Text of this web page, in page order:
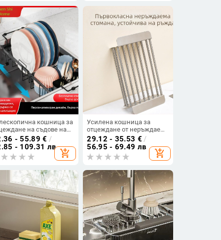
кошница за
на съдове над
- 55.89 € /
- 109.31 лв
add_shopping_cart
Усилена кошница за
отцеждане от неръждаема
стомана за мивка,
разтегателна кухненска
поставка за сушене на
съдове
29.12 - 35.53 € /
56.95 - 69.49 лв
add_shopping_cart